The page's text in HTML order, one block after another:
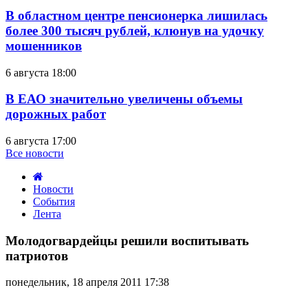
В областном центре пенсионерка лишилась
более 300 тысяч рублей, клюнув на удочку
мошенников
6 августа 18:00
В ЕАО значительно увеличены объемы
дорожных работ
6 августа 17:00
Все новости
Новости
События
Лента
решили
воспитывать
патриотов
Молодогвардейцы решили воспитывать
патриотов
понедельник, 18 апреля 2011 17:38